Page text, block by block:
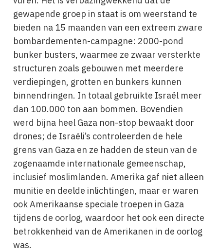
gewapende groep in staat is om weerstand te
bieden na 15 maanden van een extreem zware
bombardementen-campagne: 2000-pond
bunker busters, waarmee ze zwaar versterkte
structuren zoals gebouwen met meerdere
verdiepingen, grotten en bunkers kunnen
binnendringen. In totaal gebruikte Israël meer
dan 100.000 ton aan bommen. Bovendien
werd bijna heel Gaza non-stop bewaakt door
drones; de Israëli’s controleerden de hele
grens van Gaza en ze hadden de steun van de
zogenaamde internationale gemeenschap,
inclusief moslimlanden. Amerika gaf niet alleen
munitie en deelde inlichtingen, maar er waren
ook Amerikaanse speciale troepen in Gaza
tijdens de oorlog, waardoor het ook een directe
betrokkenheid van de Amerikanen in de oorlog
was.